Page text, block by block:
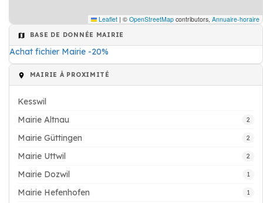
Leaflet | © OpenStreetMap contributors, Annuaire-horaire
BASE DE DONNÉE MAIRIE
Achat fichier Mairie -20%
MAIRIE À PROXIMITÉ
Kesswil
Mairie Altnau
2
Mairie Güttingen 2
Mairie Uttwil 2
Mairie Dozwil 1
Mairie Hefenhofen 1